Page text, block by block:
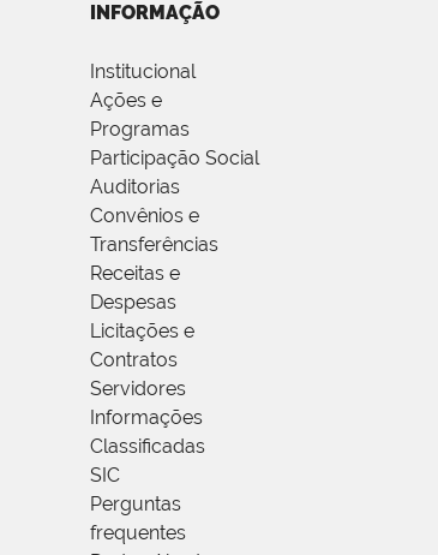
INFORMAÇÃO
Institucional
Ações e
Programas
Participação Social
Auditorias
Convênios e
Transferências
Receitas e
Despesas
Licitações e
Contratos
Servidores
Informações
Classificadas
SIC
Perguntas
frequentes